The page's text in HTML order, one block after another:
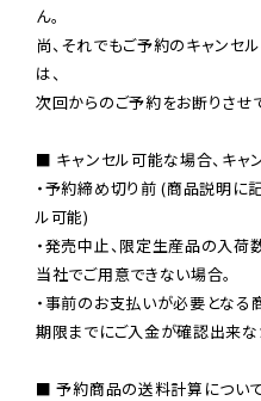
ん。
尚、それでもご予約のキャンセ
は、
次回からのご予約をお断りさせ
■ キャンセル可能な場合、キャ
・予約締め切り前 (商品説明に
ル可能)
・発売中止、限定生産品の入
当社でご用意できない場合。
・事前のお支払いが必要となる
期限までにご入金が確認出来な
■ 予約商品の送料計算につい